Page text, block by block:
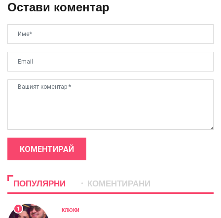
Остави коментар
КОМЕНТИРАЙ
ПОПУЛЯРНИ КОМЕНТИРАНИ
1 КЛЮКИ